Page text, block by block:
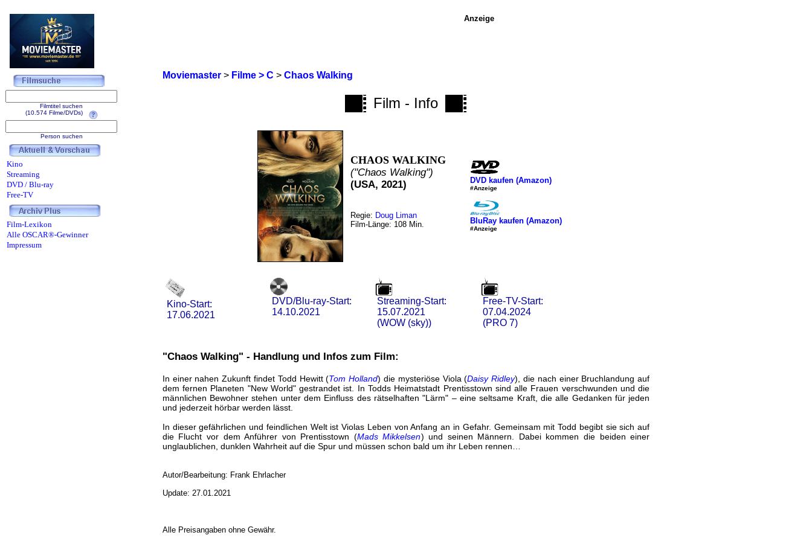
Moviemaster> Filme > C > Chaos Walking
Film - Info
CHAOS WALKING
("Chaos Walking")
(USA, 2021)
Regie: Doug Liman
Film-Länge: 108 Min.
DVD kaufen (Amazon)
#Anzeige
BluRay kaufen (Amazon)
#Anzeige
Kino-Start:
17.06.2021
DVD/Blu-ray-Start:
14.10.2021
Streaming-Start:
15.07.2021
(WOW (sky))
Free-TV-Start:
07.04.2024
(PRO 7)
"Chaos Walking" - Handlung und Infos zum Film:
In einer nahen Zukunft findet Todd Hewitt (Tom Holland) die mysteriöse Viola (Daisy Ridley), die nach einer Bruchlandung auf
dem fernen Planeten "New World" gestrandet ist. In Todds Heimatstadt Prentisstown sind alle Frauen verschwunden und die
männlichen Bewohner stehen unter dem Einfluss des rätselhaften "Lärm" – eine seltsame Kraft, die alle Gedanken für jeden
und jederzeit hörbar werden lässt.
In dieser gefährlichen und feindlichen Welt ist Violas Leben von Anfang an in Gefahr. Gemeinsam mit Todd begibt sie sich auf
die Flucht vor dem Anführer von Prentisstown (Mads Mikkelsen) und seinen Männern. Dabei kommen die beiden einer
unglaublichen, dunklen Wahrheit auf die Spur und müssen schon bald um ihr Leben rennen…
Autor/Bearbeitung: Frank Ehrlacher
Update: 27.01.2021
Alle Preisangaben ohne Gewähr.
Anzeige
Filmtitel suchen
(10.574 Filme/DVDs)
Person suchen
Kino
Streaming
DVD / Blu-ray
Free-TV
Film-Lexikon
Alle OSCAR®-Gewinner
Impressum